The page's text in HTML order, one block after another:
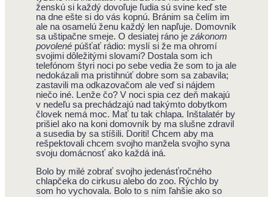
ženskú si každý dovoľuje ľudia sú svine keď ste
na dne ešte si do vás kopnú. Bránim sa čelím im
ale na osamelú ženu každý len napľuje. Domovník
sa uštipačne smeje. O desiatej ráno je zákonom
povolenépúšťať rádio: myslí si že ma ohromí
svojimi dôležitými slovami? Dostala som ich
telefónom štyri noci po sebe vedia že som to ja ale
nedokázali ma pristihnúť dobre som sa zabavila;
zastavili ma odkazovačom ale veď si nájdem
niečo iné. Lenže čo? V noci spia cez deň makajú
v nedeľu sa prechádzajú nad takýmto dobytkom
človek nemá moc. Mať tu tak chlapa. Inštalatér by
prišiel ako na koni domovník by ma slušne zdravil
a susedia by sa stíšili. Doriti! Chcem aby ma
rešpektovali chcem svojho manžela svojho syna
svoju domácnosť ako každá iná.
Bolo by milé zobrať svojho jedenásťročného
chlapčeka do cirkusu alebo do zoo. Rýchlo by
som ho vychovala. Bolo to s ním ľahšie ako so